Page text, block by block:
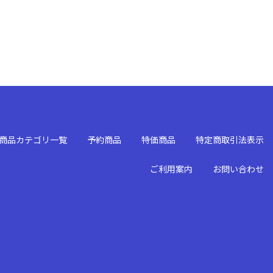
商品カテゴリ一覧 予約商品 特価商品 特定商取引法表示
ご利用案内 お問い合わせ